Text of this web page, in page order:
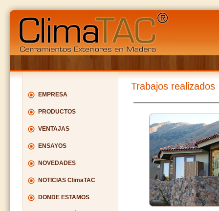
EMPRESA
PRODUCTOS
VENTAJAS
ENSAYOS
NOVEDADES
NOTICIAS ClimaTAC
DONDE ESTAMOS
Trabajos realizados